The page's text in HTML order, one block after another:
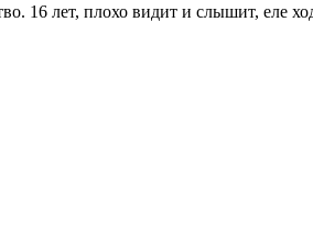
лет, плохо видит и слышит, еле